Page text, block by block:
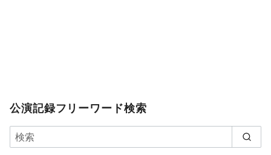
公演記録フリーワード検索